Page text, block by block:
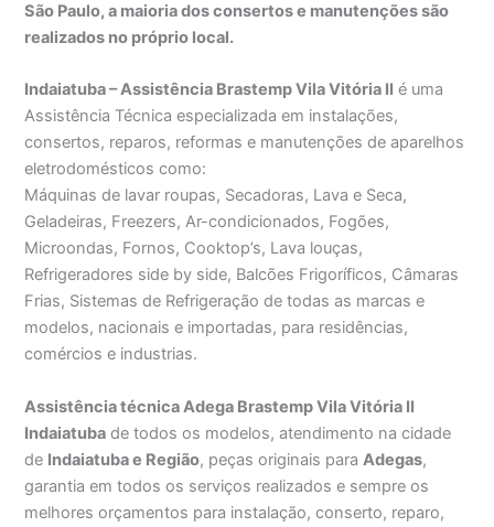
São Paulo, a maioria dos consertos e manutenções são
realizados no próprio local.
Indaiatuba – Assistência Brastemp Vila Vitória II é uma
Assistência Técnica especializada em instalações,
consertos, reparos, reformas e manutenções de aparelhos
eletrodomésticos como:
Máquinas de lavar roupas, Secadoras, Lava e Seca,
Geladeiras, Freezers, Ar-condicionados, Fogões,
Microondas, Fornos, Cooktop’s, Lava louças,
Refrigeradores side by side, Balcões Frigoríficos, Câmaras
Frias, Sistemas de Refrigeração de todas as marcas e
modelos, nacionais e importadas, para residências,
comércios e industrias.
Assistência técnica Adega Brastemp Vila Vitória II
Indaiatuba de todos os modelos, atendimento na cidade
de Indaiatuba e Região, peças originais paraAdegas,
garantia em todos os serviços realizados e sempre os
melhores orçamentos para instalação, conserto, reparo,